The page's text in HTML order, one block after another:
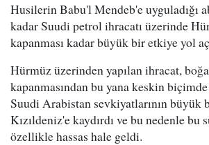
Husilerin Babu'l Mendeb'e uyguladığı
kadar Suudi petrol ihracatı üzerinde
kapanması kadar büyük bir etkiye yol
Hürmüz üzerinden yapılan ihracat,
kapanmasından bu yana keskin
Suudi Arabistan sevkiyatlarının büyük
Kızıldeniz'e kaydırdı ve bu nedenle bu
özellikle hassas hale geldi.